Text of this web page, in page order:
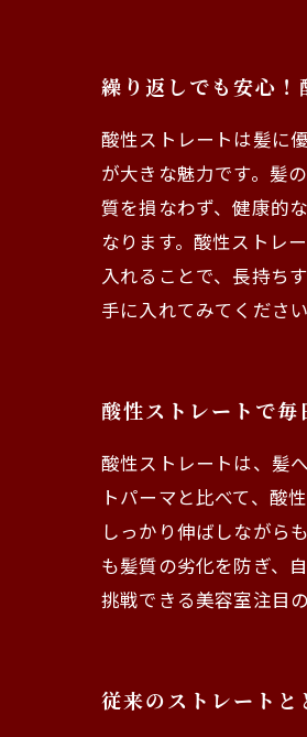
繰り返しでも安心
酸性ストレートは髪に
が大きな魅力です。髪
質を損なわず、健康的
なります。酸性ストレ
入れることで、長持ち
手に入れてみてください
酸性ストレートで
酸性ストレートは、髪
トパーマと比べて、酸
しっかり伸ばしながら
も髪質の劣化を防ぎ、
挑戦できる美容室注目
従来のストレート